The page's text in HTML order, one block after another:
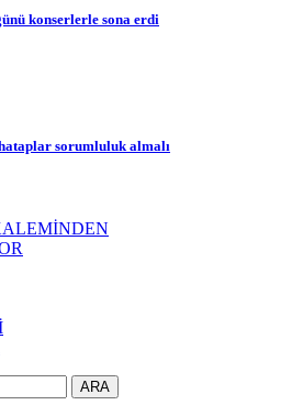
konserlerle sona erdi
sorumluluk almalı
ARA